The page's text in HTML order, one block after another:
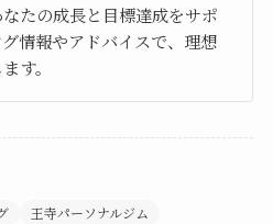
たの成長と目標達成をサポ
情報やアドバイスで、理想
す。
王寺パーソナルジム